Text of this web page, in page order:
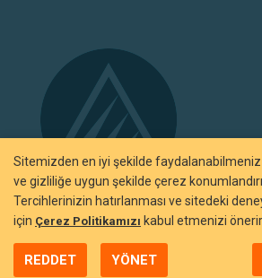
BIZI TANIYIN
Neden Ata Yatırım?
Şirket Hakkında
Sitemizden en iyi şekilde faydalanabilmeniz
ve gizliliğe uygun şekilde çerez
Tercihlerinizin hatırlanması ve sitedeki
için Çerez Politikamızı kabul etmenizi
REDDET YÖNET